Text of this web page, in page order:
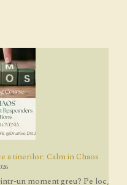
a tinerilor: Calm in Chaos
un moment greu? Pe loc,